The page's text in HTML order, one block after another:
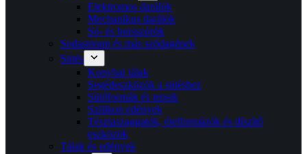
Elektromos darálók
Mechanikus darálók
Só- és borsszórók
Sodastream és más szódagépek
Sütés
Konyhai tálak
Segédeszközök a sütéshez
Sütőformák és tepsik
Szilikon edények
Tésztaszaggatók, ételformázók és díszítő
eszközök
Tálak és edények